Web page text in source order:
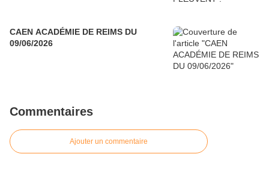
CAEN ACADÉMIE DE REIMS DU
09/06/2026
Commentaires
Ajouter un commentaire